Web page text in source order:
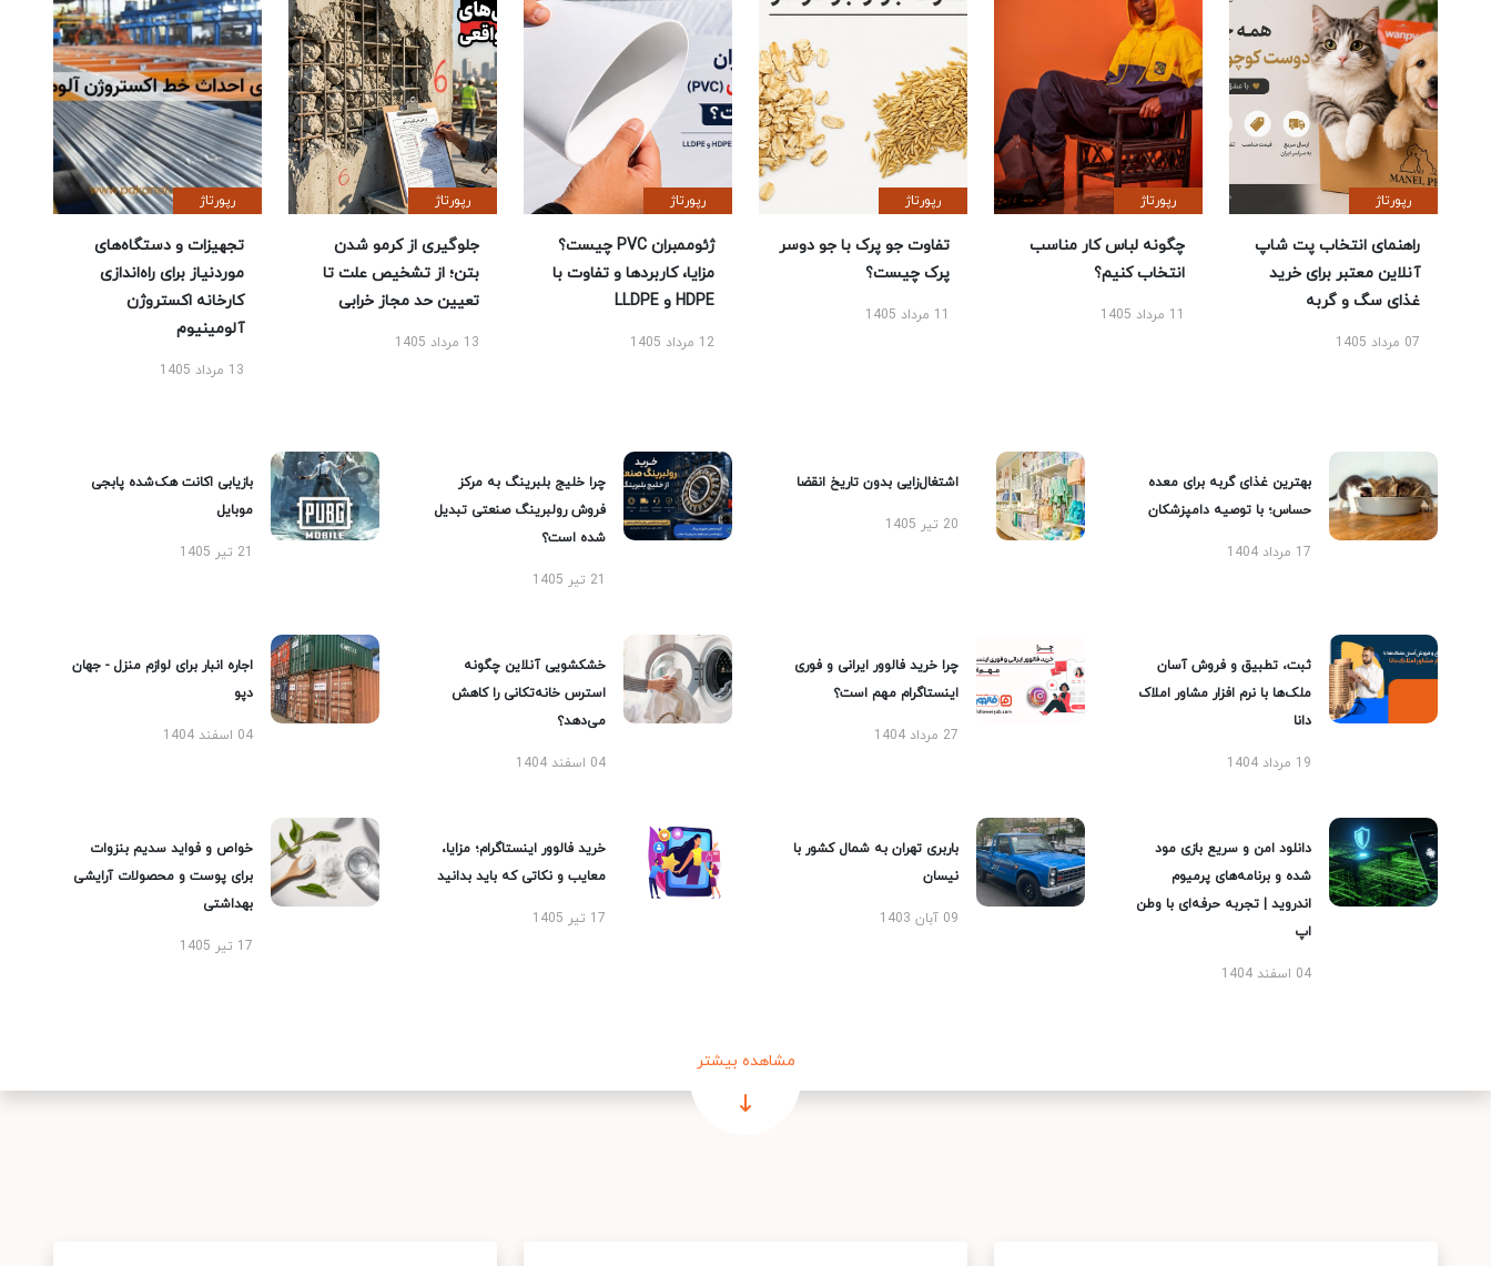
رپورتاژ
راهنمای انتخاب پت شاپ
آنلاین معتبر برای خرید
غذای سگ و گربه
07 مرداد 1405
رپورتاژ
چگونه لباس کار مناسب
انتخاب کنیم؟
11 مرداد 1405
رپورتاژ
تفاوت جو پرک با جو دوسر
پرک چیست؟
11 مرداد 1405
رپورتاژ
ژئوممبران PVC چیست؟
مزایا، کاربردها و تفاوت با
HDPE و LLDPE
12 مرداد 1405
رپورتاژ
جلوگیری از کرمو شدن
بتن؛ از تشخیص علت تا
تعیین حد مجاز خرابی
13 مرداد 1405
رپورتاژ
تجهیزات و دستگاه‌های
موردنیاز برای راه‌اندازی
کارخانه اکستروژن
آلومینیوم
13 مرداد 1405
بهترین غذای گربه برای معده
حساس؛ با توصیه دامپزشکان
17 مرداد 1404
اشتغال‌زایی بدون تاریخ انقضا
20 تیر 1405
چرا خلیج بلبرینگ به مرکز
فروش رولبرینگ صنعتی تبدیل
شده است؟
21 تیر 1405
بازیابی اکانت هک‌شده پابجی
موبایل
21 تیر 1405
ثبت، تطبیق و فروش آسان
ملک‌ها با نرم افزار مشاور املاک
دانا
19 مرداد 1404
چرا خرید فالوور ایرانی و فوری
اینستاگرام مهم است؟
27 مرداد 1404
خشکشویی آنلاین چگونه
استرس خانه‌تکانی را کاهش
می‌دهد؟
04 اسفند 1404
اجاره انبار برای لوازم منزل - جهان
دپو
04 اسفند 1404
دانلود امن و سریع بازی مود
شده و برنامه‌های پرمیوم
اندروید | تجربه حرفه‌ای با وطن
اپ
04 اسفند 1404
باربری تهران به شمال کشور با
نیسان
09 آبان 1403
خرید فالوور اینستاگرام؛ مزایا،
معایب و نکاتی که باید بدانید
17 تیر 1405
خواص و فواید سدیم بنزوات
برای پوست و محصولات آرایشی
بهداشتی
17 تیر 1405
مشاهده بیشتر